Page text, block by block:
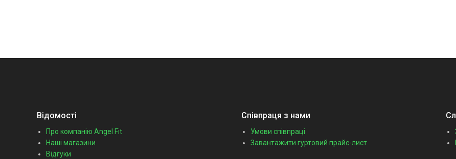
Відомості
Про компанію Angel Fit
Наші магазини
Відгуки
Співпраця з нами
Умови співпраці
Завантажити гуртовий прайс-лист